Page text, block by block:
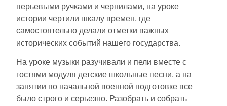
перьевыми ручками и чернилами, на уроке
истории чертили шкалу времен, где
самостоятельно делали отметки важных
исторических событий нашего государства.
На уроке музыки разучивали и пели вместе с
гостями модуля детские школьные песни, а на
занятии по начальной военной подготовке все
было строго и серьезно. Разобрать и собрать